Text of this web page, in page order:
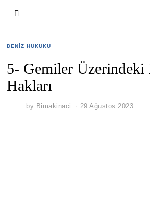
DENIZ HUKUKU
5- Gemiler Üzerindeki
Hakları
by Bimakinaci 29 Ağustos 2023